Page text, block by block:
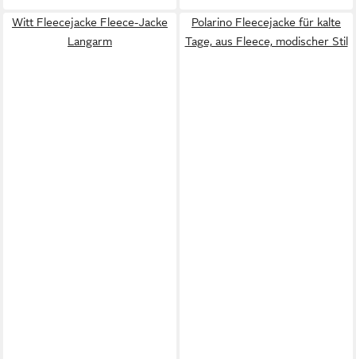
Witt Fleecejacke Fleece-Jacke
Langarm
Polarino Fleecejacke für kalte
Tage, aus Fleece, modischer Stil